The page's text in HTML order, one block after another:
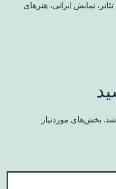
تئاتر ، نمایش ایرانی، هنرهای
شد. بخش‌های موردنیاز